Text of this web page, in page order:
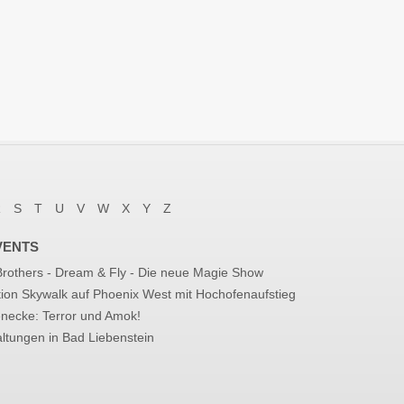
S T U V W X Y Z
- Dream & Fly - Die neue Magie Show
Skywalk auf Phoenix West mit Hochofenaufstieg
Terror und Amok!
in Bad Liebenstein